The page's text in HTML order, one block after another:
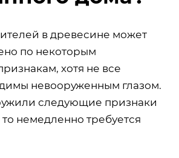
в древесине может
по некоторым
хотя не все
невооруженным глазом.
следующие признаки
немедленно требуется